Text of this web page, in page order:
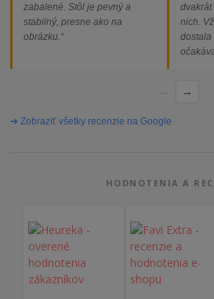
zabalené. Stôl je pevný a
stabilný, presne ako na
obrázku.“
nich.
dostala
→
➔ Zobraziť všetky recenzie na Google
HODNOTENIA A